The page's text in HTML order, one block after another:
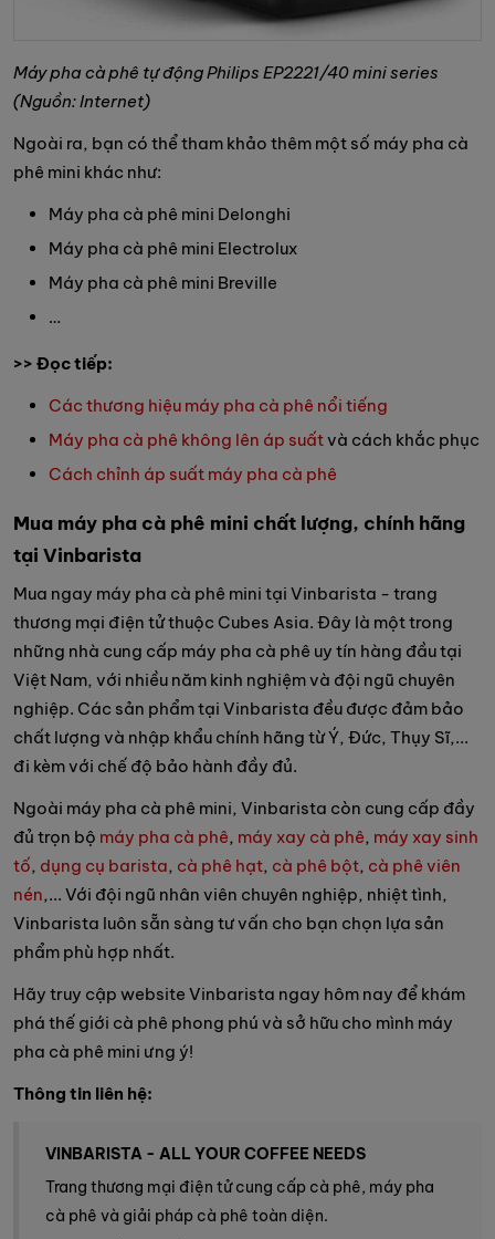
Máy pha cà phê tự động Philips EP2221/40 mini series
(Nguồn: Internet)
Ngoài ra, bạn có thể tham khảo thêm một số máy pha cà
phê mini khác như:
Máy pha cà phê mini Delonghi
Máy pha cà phê mini Electrolux
Máy pha cà phê mini Breville
…
>> Đọc tiếp:
Các thương hiệu máy pha cà phê nổi tiếng
Máy pha cà phê không lên áp suấtvà cách khắc phục
Cách chỉnh áp suất máy pha cà phê
Mua máy pha cà phê mini chất lượng, chính hãng
tại Vinbarista
Mua ngay máy pha cà phê mini tại Vinbarista - trang
thương mại điện tử thuộc Cubes Asia. Đây là một trong
những nhà cung cấp máy pha cà phê uy tín hàng đầu tại
Việt Nam, với nhiều năm kinh nghiệm và đội ngũ chuyên
nghiệp. Các sản phẩm tại Vinbarista đều được đảm bảo
chất lượng và nhập khẩu chính hãng từ Ý, Đức, Thụy Sĩ,...
đi kèm với chế độ bảo hành đầy đủ.
Ngoài máy pha cà phê mini, Vinbarista còn cung cấp đầy
đủ trọn bộ máy pha cà phê, máy xay cà phê, máy xay sinh
tố, dụng cụ barista, cà phê hạt, cà phê bột, cà phê viên
nén,... Với đội ngũ nhân viên chuyên nghiệp, nhiệt tình,
Vinbarista luôn sẵn sàng tư vấn cho bạn chọn lựa sản
phẩm phù hợp nhất.
Hãy truy cập website Vinbarista ngay hôm nay để khám
phá thế giới cà phê phong phú và sở hữu cho mình máy
pha cà phê mini ưng ý!
Thông tin liên hệ:
VINBARISTA - ALL YOUR COFFEE NEEDS
Trang thương mại điện tử cung cấp cà phê, máy pha
cà phê và giải pháp cà phê toàn diện.